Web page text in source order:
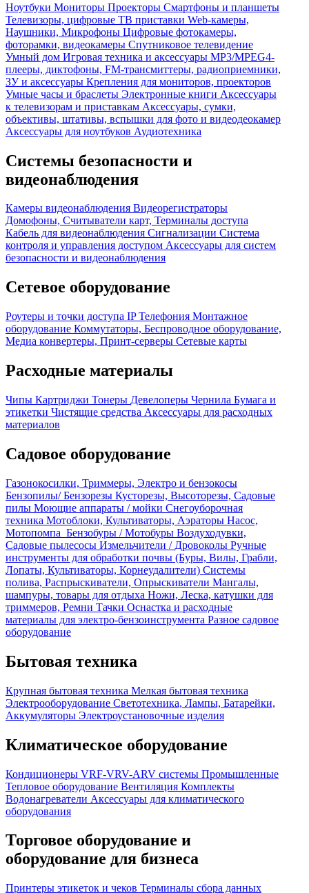
Ноутбуки Мониторы Проекторы Смартфоны и планшеты
Телевизоры, цифровые ТВ приставки Web-камеры,
Наушники, Микрофоны Цифровые фотокамеры,
фоторамки, видеокамеры Спутниковое телевидение
Умный дом Игровая техника и аксессуары MP3/MPEG4-
плееры, диктофоны, FM-трансмиттеры, радиоприемники,
ЗУ и аксессуары Крепления для мониторов, проекторов
Умные часы и браслеты Электронные книги Аксессуары
к телевизорам и приставкам Аксессуары, сумки,
объективы, штативы, вспышки для фото и видеодеокамер
Аксессуары для ноутбуков Аудиотехника
Системы безопасности и
видеонаблюдения
Камеры видеонаблюдения Видеорегистраторы
Домофоны, Считыватели карт, Терминалы доступа
Кабель для видеонаблюдения Сигнализации Система
контроля и управления доступом Аксессуары для систем
безопасности и видеонаблюдения
Сетевое оборудование
Роутеры и точки доступа IP Телефония Монтажное
оборудование Коммутаторы, Беспроводное оборудование,
Медиа конвертеры, Принт-серверы Сетевые карты
Расходные материалы
Чипы Картриджи Тонеры Девелоперы Чернила Бумага и
этикетки Чистящие средства Аксессуары для расходных
материалов
Садовое оборудование
Газонокосилки, Триммеры, Электро и бензокосы
Бензопилы/ Бензорезы Кусторезы, Высоторезы, Садовые
пилы Моющие аппараты / мойки Снегоуборочная
техника Мотоблоки, Культиваторы, Аэраторы Насос,
Мотопомпа Бензобуры / Мотобуры Воздуходувки,
Садовые пылесосы Измельчители / Дровоколы Ручные
инструменты для обработки почвы (Буры, Вилы, Грабли,
Лопаты, Культиваторы, Корнеудалители) Системы
полива, Распрыскиватели, Опрыскиватели Мангалы,
шампуры, товары для отдыха Ножи, Леска, катушки для
триммеров, Ремни Тачки Оснастка и расходные
материалы для электро-бензоинструмента Разное садовое
оборудование
Бытовая техника
Крупная бытовая техника Мелкая бытовая техника
Электрооборудование Светотехника, Лампы, Батарейки,
Аккумуляторы Электроустановочные изделия
Климатическое оборудование
Кондиционеры VRF-VRV-ARV системы Промышленные
Тепловое оборудование Вентиляция Комплекты
Водонагреватели Аксессуары для климатического
оборудования
Торговое оборудование и
оборудование для бизнеса
Принтеры этикеток и чеков Терминалы сбора данных